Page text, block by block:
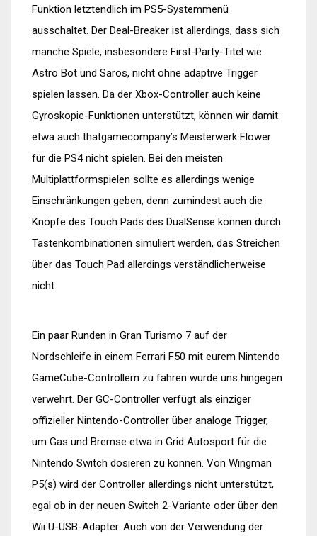
Funktion letztendlich im PS5-Systemmenü
ausschaltet. Der Deal-Breaker ist allerdings, dass sich
manche Spiele, insbesondere First-Party-Titel wie
Astro Bot und Saros, nicht ohne adaptive Trigger
spielen lassen. Da der Xbox-Controller auch keine
Gyroskopie-Funktionen unterstützt, können wir damit
etwa auch thatgamecompany’s Meisterwerk Flower
für die PS4 nicht spielen. Bei den meisten
Multiplattformspielen sollte es allerdings wenige
Einschränkungen geben, denn zumindest auch die
Knöpfe des Touch Pads des DualSense können durch
Tastenkombinationen simuliert werden, das Streichen
über das Touch Pad allerdings verständlicherweise
nicht.
Ein paar Runden in Gran Turismo 7 auf der
Nordschleife in einem Ferrari F50 mit eurem Nintendo
GameCube-Controllern zu fahren wurde uns hingegen
verwehrt. Der GC-Controller verfügt als einziger
offizieller Nintendo-Controller über analoge Trigger,
um Gas und Bremse etwa in Grid Autosport für die
Nintendo Switch dosieren zu können. Von Wingman
P5(s) wird der Controller allerdings nicht unterstützt,
egal ob in der neuen Switch 2-Variante oder über den
Wii U-USB-Adapter. Auch von der Verwendung der